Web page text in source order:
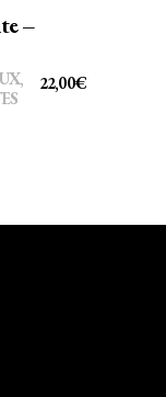
–
22,00€
,